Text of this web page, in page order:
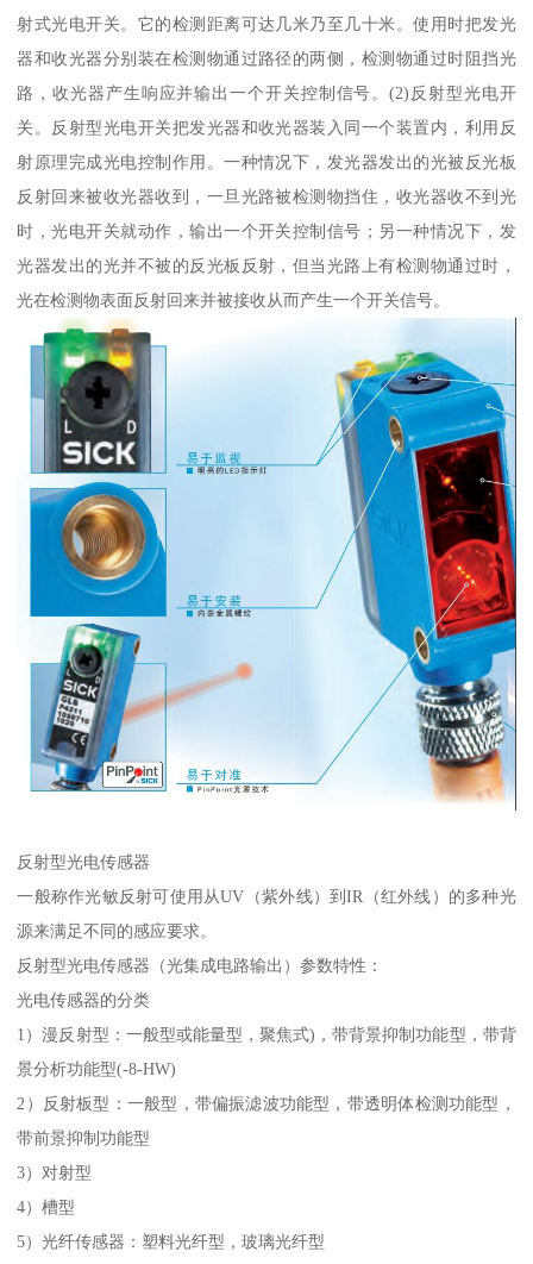
射式光电开关。它的检测距离可达几米乃至几十米。使用时把发光
器和收光器分别装在检测物通过路径的两侧，检测物通过时阻挡光
路，收光器产生响应并输出一个开关控制信号。(2)反射型光电开
关。反射型光电开关把发光器和收光器装入同一个装置内，利用反
射原理完成光电控制作用。一种情况下，发光器发出的光被反光板
反射回来被收光器收到，一旦光路被检测物挡住，收光器收不到光
时，光电开关就动作，输出一个开关控制信号；另一种情况下，发
光器发出的光并不被的反光板反射，但当光路上有检测物通过时，
光在检测物表面反射回来并被接收从而产生一个开关信号。
反射型光电传感器
一般称作光敏反射可使用从UV（紫外线）到IR（红外线）的多种光
源来满足不同的感应要求。
反射型光电传感器（光集成电路输出）参数特性：
光电传感器的分类
1）漫反射型：一般型或能量型，聚焦式)，带背景抑制功能型，带背
景分析功能型(-8-HW)
2）反射板型：一般型，带偏振滤波功能型，带透明体检测功能型，
带前景抑制功能型
3）对射型
4）槽型
5）光纤传感器：塑料光纤型，玻璃光纤型